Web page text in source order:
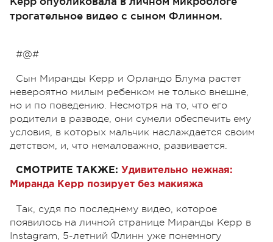
трогательное видео с сыном Флинном.
#@#
Сын Миранды Керр и Орландо Блума растет
невероятно милым ребенком не только внешне,
но и по поведению. Несмотря на то, что его
родители в разводе, они сумели обеспечить ему
условия, в которых мальчик наслаждается своим
детством, и, что немаловажно, развивается.
СМОТРИТЕ ТАКЖЕ: Удивительно нежная:
Миранда Керр позирует без макияжа
Так, судя по последнему видео, которое
появилось на личной странице Миранды Керр в
Instagram, 5-летний Флинн уже понемногу